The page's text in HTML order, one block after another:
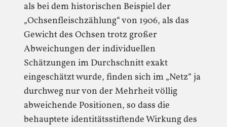
als bei dem historischen Beispiel der
„Ochsenfleischzählung“ von 1906, als das
Gewicht des Ochsen trotz großer
Abweichungen der individuellen
Schätzungen im Durchschnitt exakt
eingeschätzt wurde, finden sich im „Netz“ ja
durchweg nur von der Mehrheit völlig
abweichende Positionen, so dass die
behauptete identitätsstiftende Wirkung des